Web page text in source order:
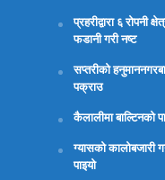
प्रहरीद्वारा ६
फडानी गरी नष्ट
सप्तरीको
पक्राउ
कैलालीमा बाल्टिनको
ग्यासको कालोबजारी
पाइयो